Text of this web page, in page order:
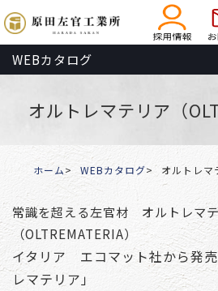
WEBカタログ
オルトレマテリア（
ホーム WEBカタログ オルトレマ
常識を超える左官材 オルトレマ
（OLTREMATERIA）
イタリア エコマット社から発
レマテリア」